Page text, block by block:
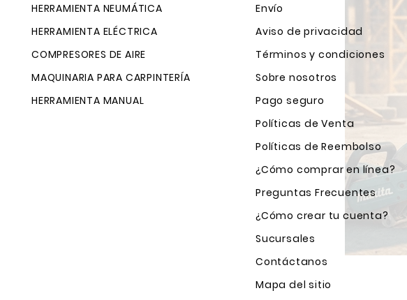
HERRAMIENTA NEUMÁTICA
HERRAMIENTA ELÉCTRICA
COMPRESORES DE AIRE
MAQUINARIA PARA CARPINTERÍA
HERRAMIENTA MANUAL
Envío
Aviso de privacidad
Términos y condiciones
Sobre nosotros
Pago seguro
Políticas de Venta
Políticas de Reembolso
¿Cómo comprar en línea?
Preguntas Frecuentes
¿Cómo crear tu cuenta?
Sucursales
Contáctanos
Mapa del sitio